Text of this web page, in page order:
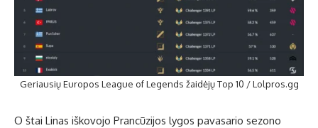
Geriausių Europos League of Legends žaidėjų Top 10 / Lolpros.gg
O štai Linas iškovojo Prancūzijos lygos pavasario sezono